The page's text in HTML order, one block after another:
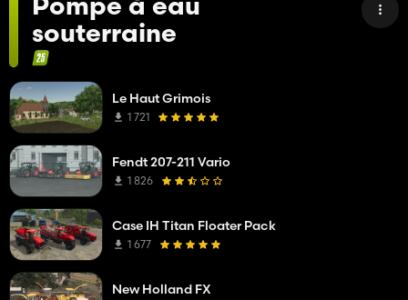
Pompe à eau
souterraine
Le Haut Grimois
1 721
Fendt 207-211 Vario
1 826
Case IH Titan Floater Pack
1 677
New Holland FX